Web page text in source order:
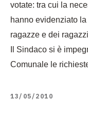
votate: tra cui la
hanno evidenziato
ragazze e dei
Il Sindaco si è
Comunale le
13/05/2010